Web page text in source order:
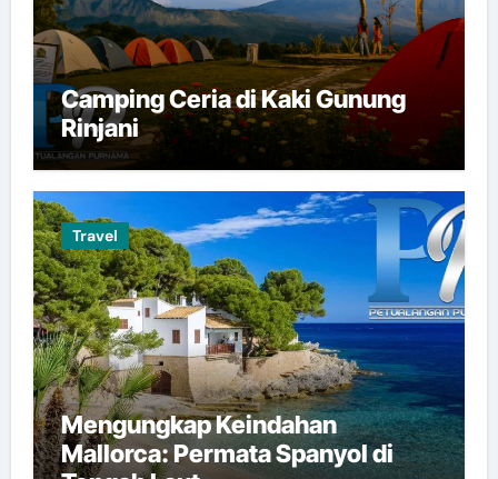
Camping Ceria di Kaki Gunung
Rinjani
Travel
Mengungkap Keindahan
Mallorca: Permata Spanyol di